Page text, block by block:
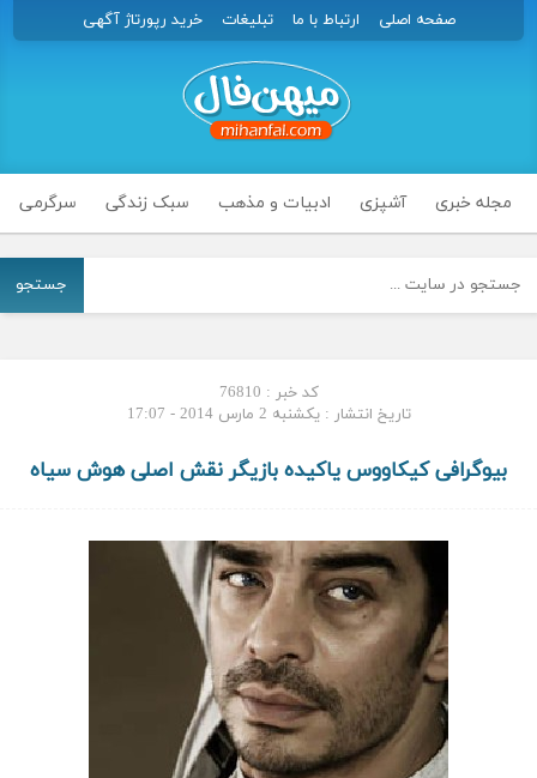
صفحه اصلی ارتباط با ما تبلیغات خرید رپورتاژ آگهی
مجله خبری آشپزی ادبیات و مذهب سبک زندگی سرگرمی
جستجو
کد خبر : 76810
تاریخ انتشار : یکشنبه 2 مارس 2014 - 17:07
بیوگرافی کیکاووس یاکیده بازیگر نقش اصلی هوش سیاه